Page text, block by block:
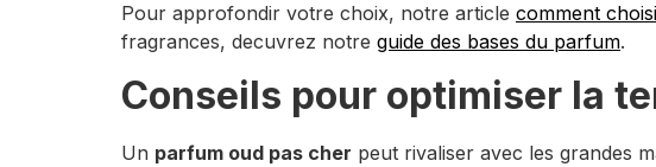
Pour approfondir votre choix, notre article comment
fragrances, decuvrez notre guide des bases du parfum.
Conseils pour optimiser la
Un parfum oud pas cher peut rivaliser avec les grandes